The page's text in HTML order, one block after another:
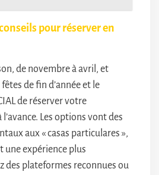
pour réserver en
de novembre à avril, et
de fin d’année et le
de réserver votre
Les options vont des
aux « casas particulares »,
une expérience plus
des plateformes reconnues ou